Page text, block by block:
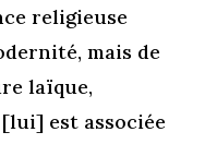
religieuse
mais de
laïque,
est associée